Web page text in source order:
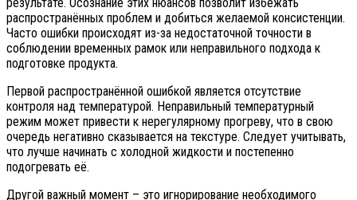
распространённых проблем и добиться желаемой консистенции.
Часто ошибки происходят из-за недостаточной точности в
соблюдении временных рамок или неправильного подхода к
подготовке продукта.
Первой распространённой ошибкой является отсутствие
контроля над температурой. Неправильный температурный
режим может привести к нерегулярному прогреву, что в свою
очередь негативно сказывается на текстуре. Следует учитывать,
что лучше начинать с холодной жидкости и постепенно
подогревать её.
Другой важный момент – это игнорирование необходимого